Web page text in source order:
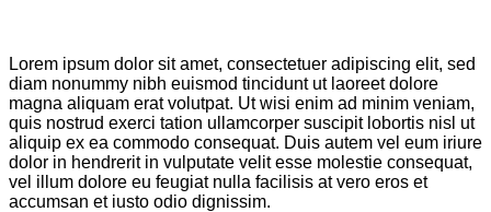
Lorem ipsum dolor sit amet, consectetuer adipiscing elit, sed
diam nonummy nibh euismod tincidunt ut laoreet dolore
magna aliquam erat volutpat. Ut wisi enim ad minim veniam,
quis nostrud exerci tation ullamcorper suscipit lobortis nisl ut
aliquip ex ea commodo consequat. Duis autem vel eum iriure
dolor in hendrerit in vulputate velit esse molestie consequat,
vel illum dolore eu feugiat nulla facilisis at vero eros et
accumsan et iusto odio dignissim.